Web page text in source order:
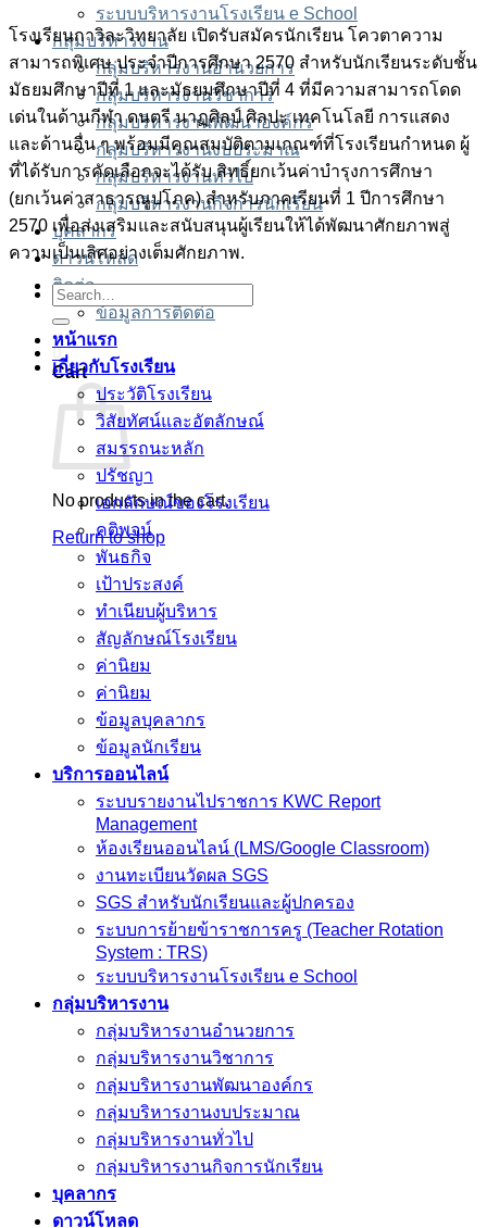
ระบบบริหารงานโรงเรียน e School
กลุ่มบริหารงาน
กลุ่มบริหารงานอำนวยการ
กลุ่มบริหารงานวิชาการ
กลุ่มบริหารงานพัฒนาองค์กร
กลุ่มบริหารงานงบประมาณ
กลุ่มบริหารงานทั่วไป
กลุ่มบริหารงานกิจการนักเรียน
บุคลากร
ดาวน์โหลด
ติดต่อ
ข้อมูลการติดต่อ
0
Cart
No products in the cart.
Return to shop
โรงเรียนกาวิละวิทยาลัย เปิดรับสมัครนักเรียน โควตาความ
สามารถพิเศษ ประจำปีการศึกษา 2570 สำหรับนักเรียนระดับชั้น
มัธยมศึกษาปีที่ 1 และมัธยมศึกษาปีที่ 4 ที่มีความสามารถโดด
เด่นในด้านกีฬา ดนตรี นาฏศิลป์ ศิลปะ เทคโนโลยี การแสดง
และด้านอื่น ๆ พร้อมมีคุณสมบัติตามเกณฑ์ที่โรงเรียนกำหนด ผู้
ที่ได้รับการคัดเลือกจะได้รับ สิทธิ์ยกเว้นค่าบำรุงการศึกษา
(ยกเว้นค่าสาธารณูปโภค) สำหรับภาคเรียนที่ 1 ปีการศึกษา
2570 เพื่อส่งเสริมและสนับสนุนผู้เรียนให้ได้พัฒนาศักยภาพสู่
ความเป็นเลิศอย่างเต็มศักยภาพ.
สล็อต
สล็อต
เว็บตรง
บาคาร่า
บาคาร่า
สล็อต
เว็บตรงSearch
for:
หน้าแรก
เกี่ยวกับโรงเรียน
ประวัติโรงเรียน
วิสัยทัศน์และอัตลักษณ์
สมรรถนะหลัก
ปรัชญา
เอกลักษณ์ของโรงเรียน
คติพจน์
พันธกิจ
เป้าประสงค์
ทำเนียบผู้บริหาร
สัญลักษณ์โรงเรียน
ค่านิยม
ค่านิยม
ข้อมูลบุคลากร
ข้อมูลนักเรียน
บริการออนไลน์
ระบบรายงานไปราชการ KWC Report
Management
ห้องเรียนออนไลน์ (LMS/Google Classroom)
งานทะเบียนวัดผล SGS
SGS สำหรับนักเรียนและผู้ปกครอง
ระบบการย้ายข้าราชการครู (Teacher Rotation
System : TRS)
ระบบบริหารงานโรงเรียน e School
กลุ่มบริหารงาน
กลุ่มบริหารงานอำนวยการ
กลุ่มบริหารงานวิชาการ
กลุ่มบริหารงานพัฒนาองค์กร
กลุ่มบริหารงานงบประมาณ
กลุ่มบริหารงานทั่วไป
กลุ่มบริหารงานกิจการนักเรียน
บุคลากร
ดาวน์โหลด